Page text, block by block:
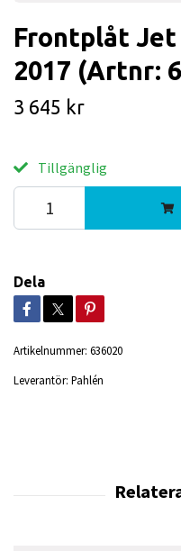
Frontplåt Jet
2017 (Artnr:
3 645 kr
Tillgänglig
Dela
Artikelnummer: 636020
Leverantör: Pahlén